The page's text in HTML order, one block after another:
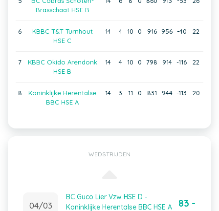
Brasschaat HSE B
6
KBBC T&T Turnhout
HSE C
14 4 10 0 916 956 -40 22
7
KBBC Okido Arendonk
HSE B
14 4 10 0 798 914 -116 22
8
Koninklijke Herentalse
BBC HSE A
14 3 11 0 831 944 -113 20
WEDSTRIJDEN
04/03
BC Guco Lier Vzw HSE D -
Koninklijke Herentalse BBC HSE A
83 -